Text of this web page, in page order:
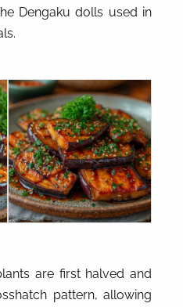
Dengaku dolls used in
are first halved and
pattern, allowing